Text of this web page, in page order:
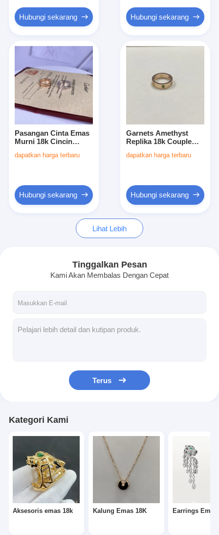
Video
Tentang Kami
Tur Pabrik
Kasus-kasus
Aksesoris emas 18k
Kalung Emas 18K
Perhiasan Emas 18K
Hubungi sekarang Hubungi sekarang
Pasangan Cinta Emas
Murni 18k Cincin
Kecil Cincin Untuk
dapatkan harga terbaru
Hubungi sekarang
Garnets Amethyst
Replika 18k Couple
Gold Kuning Diamond
dapatkan harga terbaru
Hubungi sekarang
Lihat Lebih
Tinggalkan Pesan
Kami Akan Membalas Dengan Cepat
Terus
Kategori Kami
Aksesoris emas 18k Kalung Emas 18K Earrings Emas